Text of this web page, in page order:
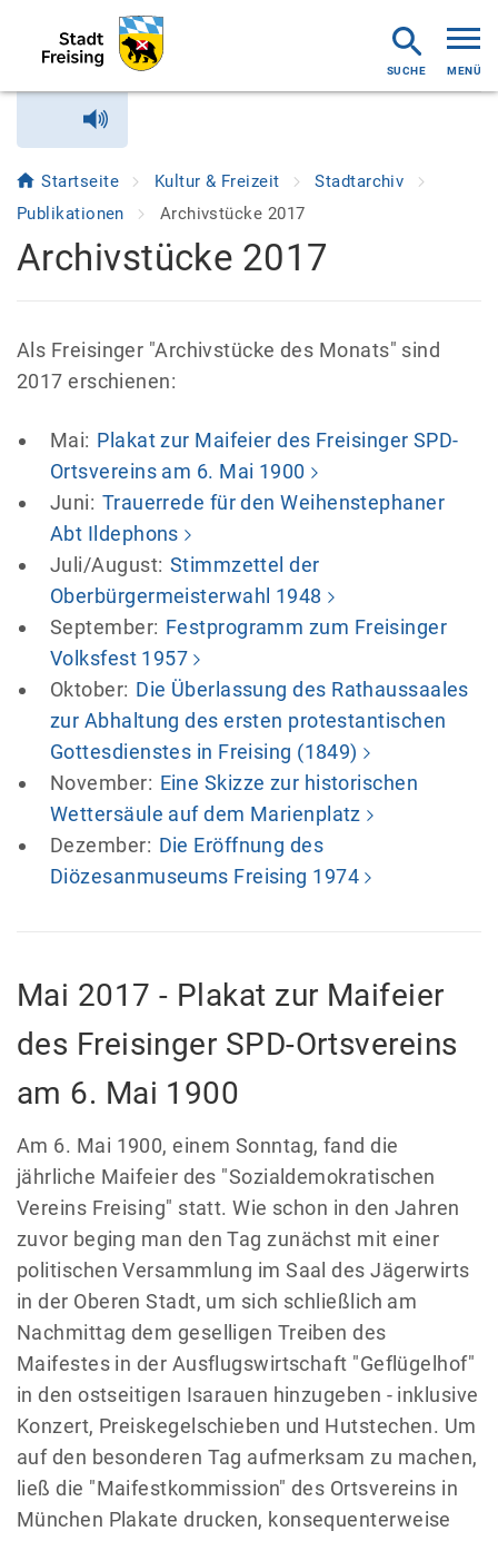
MENÜ
Startseite Kultur & Freizeit
Stadtarchiv
Publikationen
Archivstücke 2017
Archivstücke 2017
Als Freisinger "Archivstücke des Monats" sind
2017 erschienen:
Mai: Plakat zur Maifeier des Freisinger SPD-
Ortsvereins am 6. Mai 1900
Juni: Trauerrede für den Weihenstephaner
Abt Ildephons
Juli/August: Stimmzettel der
Oberbürgermeisterwahl 1948
September: Festprogramm zum Freisinger
Volksfest 1957
Oktober: Die Überlassung des Rathaussaales
zur Abhaltung des ersten protestantischen
Gottesdienstes in Freising (1849)
November: Eine Skizze zur historischen
Wettersäule auf dem Marienplatz
Dezember: Die Eröffnung des
Diözesanmuseums Freising 1974
Mai 2017 - Plakat zur Maifeier
des Freisinger SPD-Ortsvereins
am 6. Mai 1900
Am 6. Mai 1900, einem Sonntag, fand die
jährliche Maifeier des "Sozialdemokratischen
Vereins Freising" statt. Wie schon in den Jahren
zuvor beging man den Tag zunächst mit einer
politischen Versammlung im Saal des Jägerwirts
in der Oberen Stadt, um sich schließlich am
Nachmittag dem geselligen Treiben des
Maifestes in der Ausflugswirtschaft "Geflügelhof"
in den ostseitigen Isarauen hinzugeben - inklusive
Konzert, Preiskegelschieben und Hutstechen. Um
auf den besonderen Tag aufmerksam zu machen,
ließ die "Maifestkommission" des Ortsvereins in
München Plakate drucken, konsequenterweise